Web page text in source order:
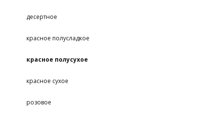
десертное
красное полусладкое
красное полусухое
красное сухое
розовое